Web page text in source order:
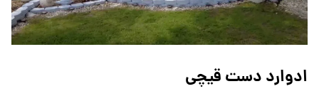
ادوارد دست قیچی